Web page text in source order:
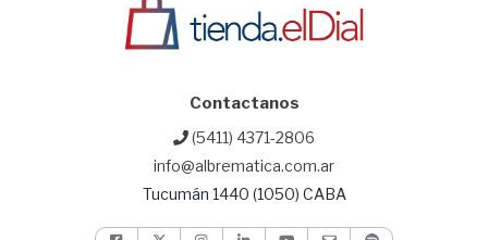
Contactanos
(5411) 4371-2806
info@albrematica.com.ar
Tucumán 1440 (1050) CABA